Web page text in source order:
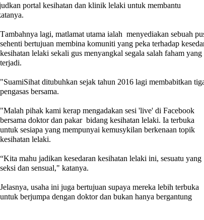
portal kesihatan dan klinik lelaki untuk membantu
Tambahnya lagi, matlamat utama ialah menyediakan sebuah
sehenti bertujuan membina komuniti yang peka terhadap
kesihatan lelaki sekali gus menyangkal segala salah faham yang
terjadi.
"SuamiSihat ditubuhkan sejak tahun 2016 lagi membabitkan
pengasas bersama.
"Malah pihak kami kerap mengadakan sesi 'live' di Facebook
bersama doktor dan pakar bidang kesihatan lelaki. Ia terbuka
untuk sesiapa yang mempunyai kemusykilan berkenaan topik
kesihatan lelaki.
“Kita mahu jadikan kesedaran kesihatan lelaki ini, sesuatu yang
seksi dan sensual," katanya.
Jelasnya, usaha ini juga bertujuan supaya mereka lebih terbuka
untuk berjumpa dengan doktor dan bukan hanya bergantung